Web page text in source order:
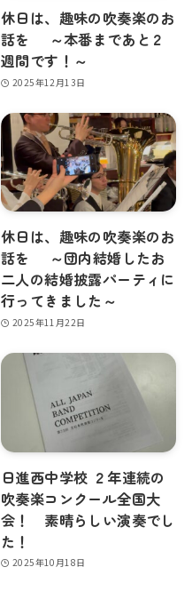
休日は、趣味の吹奏楽のお
話を ～本番まであと２
週間です！～
2025年12月13日
休日は、趣味の吹奏楽のお
話を ～団内結婚したお
二人の結婚披露パーティに
行ってきました～
2025年11月22日
日進西中学校 ２年連続の
吹奏楽コンクール全国大
会！ 素晴らしい演奏でし
た！
2025年10月18日